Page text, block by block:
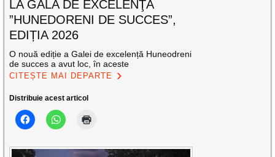
LA GALA DE EXCELENŢĂ
”HUNEDORENI DE SUCCES”,
EDIȚIA 2026
O nouă ediție a Galei de excelență Huneodreni
de succes a avut loc, în aceste
CITEȘTE MAI DEPARTE
Distribuie acest articol